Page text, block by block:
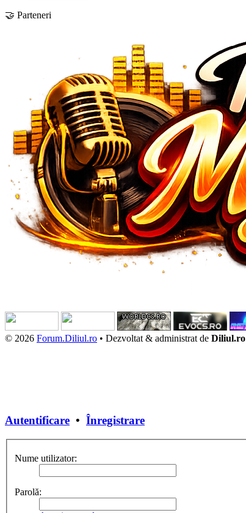
🤝 Parteneri
© 2026 Forum.Diliul.ro • Dezvoltat & administrat de Diliul.ro
Autentificare • Înregistrare
Nume utilizator:
Parolă: